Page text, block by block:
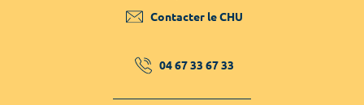
Contacter le CHU
04 67 33 67 33